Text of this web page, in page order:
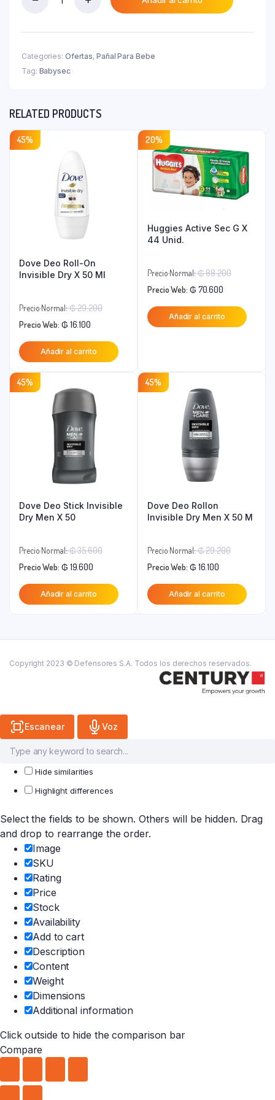
₲ 90.600.
60
quantity
Categories: Ofertas, Pañal Para Bebe
Tag: Babysec
RELATED PRODUCTS
45%
Dove Deo Roll-On
Invisible Dry X 50 Ml
Precio Normal:₲29.200El
original
era:
₲ 29.200.
Precio Web: ₲ 16.100
precio
actual
₲ 16.100.
Añadir al carrito
20%
Huggies Active Sec G X
44 Unid.
Precio Normal:₲88.200El
original
era:
Precio Web: ₲ 70.600
precio
actual
Añadir al carrito
45%
Dove Deo Stick Invisible
Dry Men X 50
Precio Normal:₲35.600El
original
era:
Precio Web: ₲ 19.600
precio
actual
Añadir al carrito
45%
Dove Deo Rollon
Invisible Dry Men X 50 M
Precio Normal:₲29.200El
original
era:
Precio Web: ₲ 16.100
precio
actual
Añadir al carrito
Copyright 2023 © Defensores S.A. Todos los derechos reservados.
Escanear Voz
Hide similarities
Highlight differences
Select the fields to be shown. Others will be hidden. Drag
and drop to rearrange the order.
Image
SKU
Rating
Price
Stock
Availability
Add to cart
Description
Content
Weight
Dimensions
Additional information
Click outside to hide the comparison bar
Compare